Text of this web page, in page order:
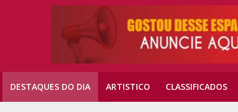
DESTAQUES DO DIA ARTISTICO CLASSIFICADOS